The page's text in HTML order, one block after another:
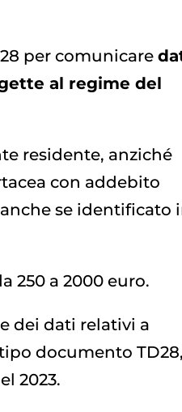
per comunicare
al regime del
residente, anziché
con addebito
se identificato
250 a 2000 euro.
dei dati relativi a
documento
2023.